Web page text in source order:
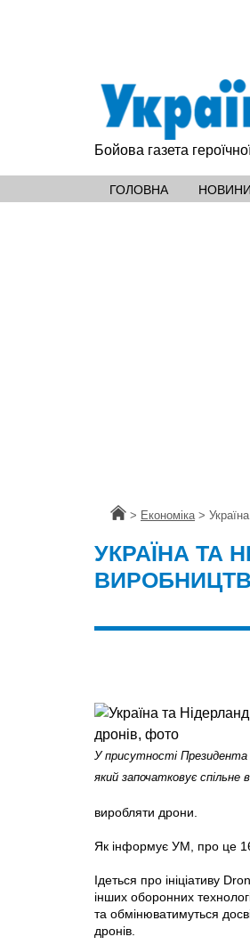
Бойова газета
ГОЛОВНА НОВИНИ
Головна
> Економіка >
УКРАЇНА ТА
У присутності Президента й
який започатковує
виробляти дрони.
Як інформує УМ, про це
Ідеться про ініціативу
інших оборонних
та обмінюватимуться
дронів.